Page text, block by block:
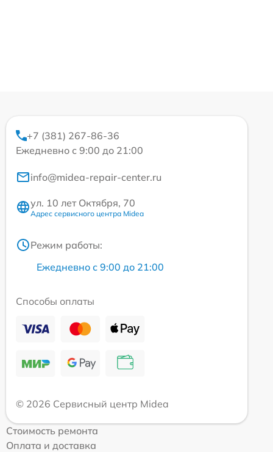
+7 (381) 267-86-36
Ежедневно с 9:00 до 21:00
info@midea-repair-center.ru
ул. 10 лет Октября, 70
Адрес сервисного центра Midea
Режим работы:
Ежедневно с 9:00 до 21:00
Способы оплаты
© 2026 Сервисный центр Midea
Стоимость ремонта
Оплата и доставка